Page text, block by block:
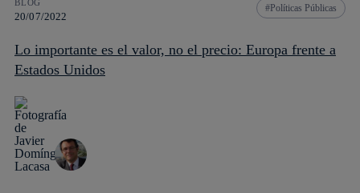
BLOG
20/07/2022
Políticas Públicas
Lo importante es el valor, no el precio: Europa frente a
Estados Unidos